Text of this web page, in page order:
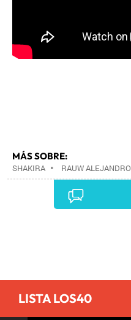
MÁS SOBRE:
SHAKIRA • RAUW ALEJANDRO
LISTA LOS40